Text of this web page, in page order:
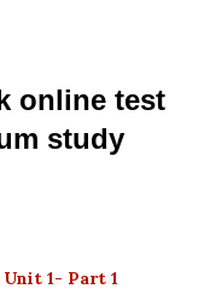
online test
study
1- Part 1